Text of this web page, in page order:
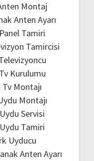
Montaj
Anten Ayarı
Tamiri
Tamircisi
Kurulumu
Montajı
Montajı
Servisi
Tamiri
Uyducu
Anten Ayarı